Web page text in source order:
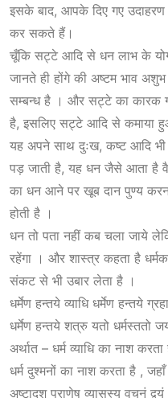
इसके बाद, आपके दिए गए उदाहरण
कर सकते हैं।
चूँकि सट्टे आदि से धन लाभ के
जानते ही होंगे की अष्टम भाव
सम्बन्ध है । और सट्टे का कारक
है, इसलिए सट्टे आदि से कमाया
यह अपने साथ दुःख, कष्ट आदि
पड़ जाती है, यह धन जैसे आता है
का धन आने पर खूब दान पुण्य
होती है ।
धन तो पता नहीं कब चला जाये
रहेंगा । और शास्त्र कहता है
संकट से भी उबार लेता है ।
धर्मेण हन्तये व्याधि धर्मेण हन्तये
धर्मेण हन्तये शत्रु यतो धर्मस्ततो
अर्थात – धर्म व्याधि का नाश
धर्म दुश्मनों का नाश करता है ,
अष्टादश पुराणेषु व्यासस्य वचनं द्वयं